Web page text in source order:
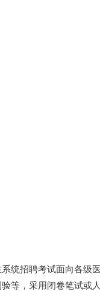
系统招聘考试面向各级
等，采用闭卷笔试或